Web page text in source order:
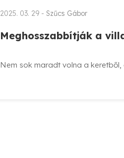
2025. 03. 29 -Szűcs Gábor
Meghosszabbítják a
Nem sok maradt volna a